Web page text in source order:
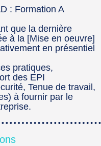
: Formation A
que la dernière
à la [Mise en oeuvre]
en présentiel
pratiques,
des EPI
Tenue de travail,
à fournir par le